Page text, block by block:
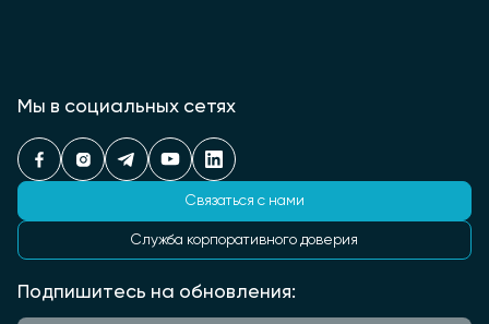
Мы в социальных сетях
Связаться с нами
Служба корпоративного доверия
Подпишитесь на обновления: